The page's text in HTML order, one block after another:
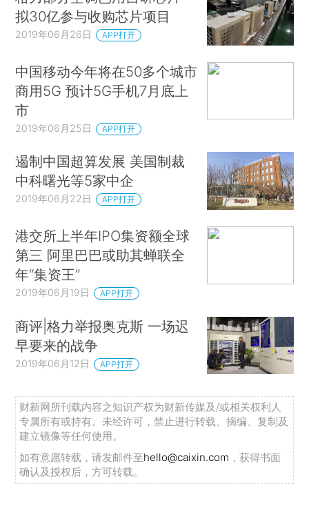
拟30亿参与收购芯片项目
2019年06月26日 APP打开
中国移动今年将在50多个城市
商用5G 预计5G手机7月底上
市
2019年06月25日 APP打开
遏制中国超算发展 美国制裁
中科曙光等5家中企
2019年06月22日 APP打开
港交所上半年IPO集资额全球
第三 阿里巴巴或助其蝉联全
年“集资王”
2019年06月19日 APP打开
商评|格力举报奥克斯 一场迟
早要来的战争
2019年06月12日 APP打开
财新网所刊载内容之知识产权为财新传媒及/或相关权利人
专属所有或持有。未经许可，禁止进行转载、摘编、复制及
建立镜像等任何使用。
如有意愿转载，请发邮件至hello@caixin.com ，获得书面
确认及授权后，方可转载。